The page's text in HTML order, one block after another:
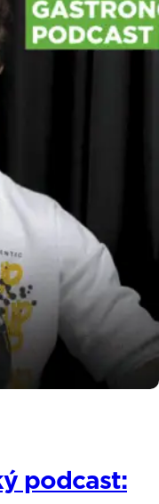
Vášeň, která
byl poměrně
podcast: